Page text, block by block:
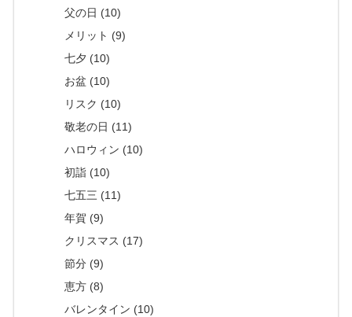
父の日 (10)
メリット (9)
七夕 (10)
お盆 (10)
リスク (10)
敬老の日 (11)
ハロウィン (10)
初詣 (10)
七五三 (11)
年賀 (9)
クリスマス (17)
節分 (9)
恵方 (8)
バレンタイン (10)